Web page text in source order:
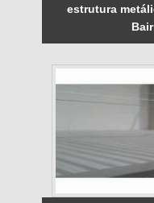
estrutura